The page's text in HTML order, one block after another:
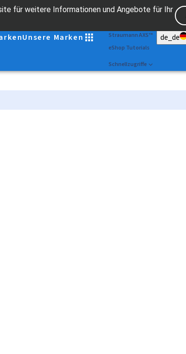
für weitere Informationen und Angebote für Ihr
Unsere Marken
Scan&Shape
Straumann AXS™
eShop Tutorials
Schnellzugriffe
de_de